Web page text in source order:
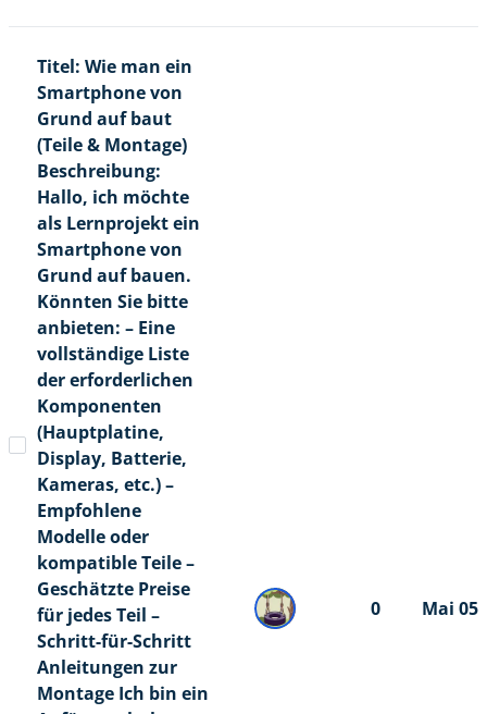
Titel: Wie man ein
Smartphone von
Grund auf baut
(Teile & Montage)
Beschreibung:
Hallo, ich möchte
als Lernprojekt ein
Smartphone von
Grund auf bauen.
Könnten Sie bitte
anbieten: – Eine
vollständige Liste
der erforderlichen
Komponenten
(Hauptplatine,
Display, Batterie,
Kameras, etc.) –
Empfohlene
Modelle oder
kompatible Teile –
Geschätzte Preise
für jedes Teil –
Schritt-für-Schritt
Anleitungen zur
Montage Ich bin ein
0 Mai 05